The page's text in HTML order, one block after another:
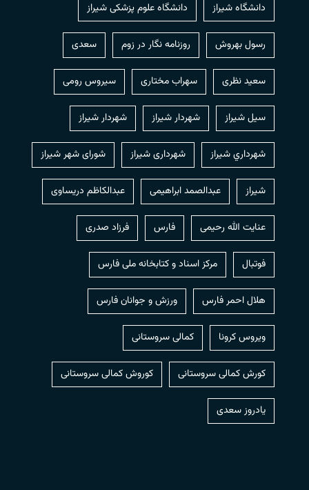
دانشگاه شیراز دانشگاه علوم پزشکی شیراز
رسول بهروش روزنامه نگار در زوم سعدی
سعید نظری سهراب مختاری سیروس رومی
سیل شیراز شهردار شيراز شهردار شیراز
شهرداري شيراز شهرداری شیراز شورای شهر شیراز
شیراز عبدالصمد ابراهیمی عبدالکاظم دریساوی
عنایت الله رحیمی فارس فرزاد صدری
فوتبال مرکز اسناد و کتابخانه ملی فارس
هلال احمر فارس ورزش و جوانان فارس
ویروس کرونا کمالی سروستانی
کورش کمالی سروستانی کوروش کمالی سروستانی
یادروز سعدی